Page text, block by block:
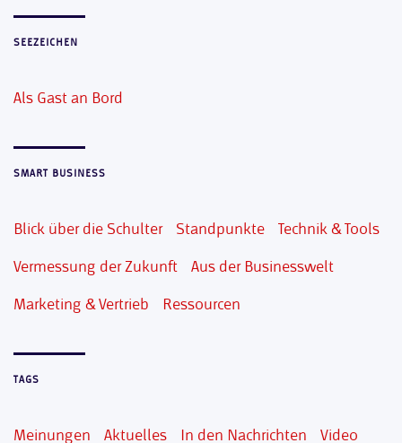
SEEZEICHEN
Als Gast an Bord
SMART BUSINESS
Blick über die Schulter Standpunkte Technik & Tools
Vermessung der Zukunft Aus der Businesswelt
Marketing & Vertrieb Ressourcen
TAGS
Meinungen Aktuelles In den Nachrichten Video